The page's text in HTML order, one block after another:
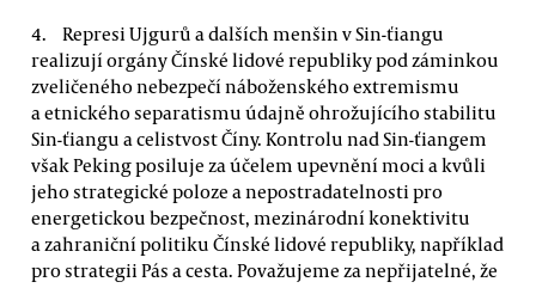
Represi Ujgurů a dalších menšin v Sin-ťiangu
realizují orgány Čínské lidové republiky pod záminkou
zveličeného nebezpečí náboženského extremismu
a etnického separatismu údajně ohrožujícího stabilitu
Sin-ťiangu a celistvost Číny. Kontrolu nad Sin-ťiangem
však Peking posiluje za účelem upevnění moci a kvůli
jeho strategické poloze a nepostradatelnosti pro
energetickou bezpečnost, mezinárodní konektivitu
a zahraniční politiku Čínské lidové republiky, například
pro strategii Pás a cesta. Považujeme za nepřijatelné, že